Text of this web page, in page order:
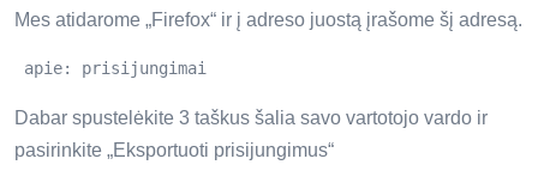
Mes atidarome „Firefox“ ir į adreso juostą įrašome šį adresą.
apie: prisijungimai
Dabar spustelėkite 3 taškus šalia savo vartotojo vardo ir
pasirinkite „Eksportuoti prisijungimus“